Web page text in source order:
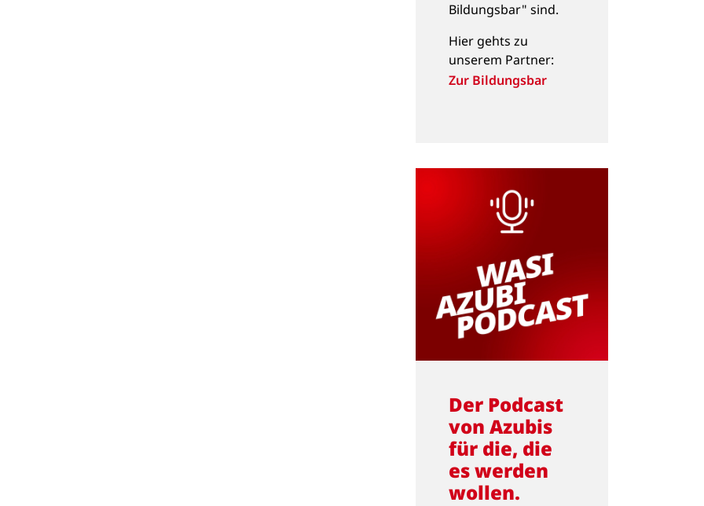
Bildungsbar" sind.
Hier gehts zu
unserem Partner:
Zur Bildungsbar
Der Podcast
von Azubis
für die, die
es werden
wollen.